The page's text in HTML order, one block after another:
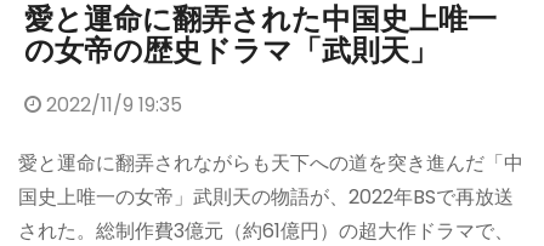
愛と運命に翻弄された中国史上唯一
の女帝の歴史ドラマ「武則天」
2022/11/9 19:35
愛と運命に翻弄されながらも天下への道を突き進んだ「中
国史上唯一の女帝」武則天の物語が、2022年BSで再放送
された。総制作費3億元（約61億円）の超大作ドラマで、